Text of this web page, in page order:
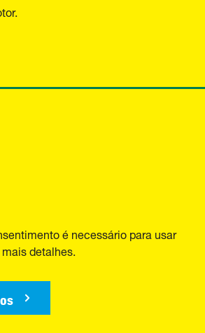
é necessário para usar
detalhes.